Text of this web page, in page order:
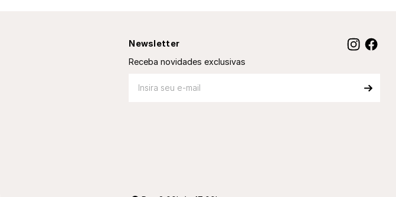
Newsletter
Receba novidades exclusivas